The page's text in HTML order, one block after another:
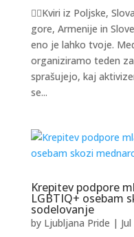
🏳️‍🌈Kviri iz Poljske,
gore, Armenije in
eno je lahko tvoje.
organiziramo teden
sprašujejo, kaj
se...
Krepitev podpore
LGBTIQ+ osebam
sodelovanje
by Ljubljana Pride |